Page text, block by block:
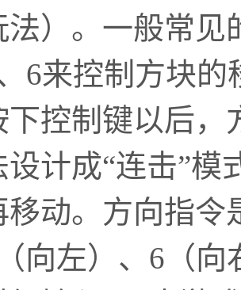
法）。一般常
6来控制方块
下控制键以后
计成“连击”
移动。方向指令
向左）、6（